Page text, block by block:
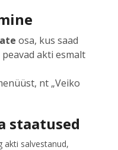
osa, kus saad
akti esmalt
nt „Veiko
staatused
akti salvestanud,